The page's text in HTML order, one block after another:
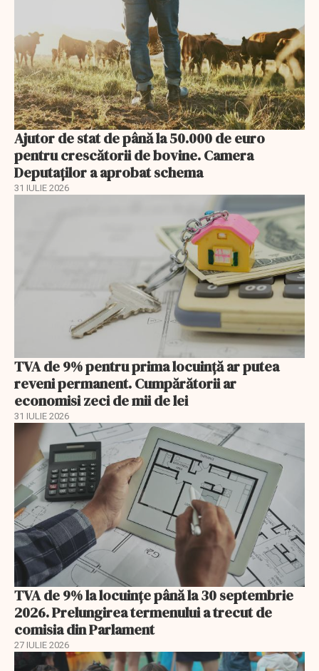
Ajutor de stat de până la 50.000 de euro
pentru crescătorii de bovine. Camera
Deputaților a aprobat schema
31 IULIE 2026
TVA de 9% pentru prima locuință ar putea
reveni permanent. Cumpărătorii ar
economisi zeci de mii de lei
31 IULIE 2026
TVA de 9% la locuințe până la 30 septembrie
2026. Prelungirea termenului a trecut de
comisia din Parlament
27 IULIE 2026